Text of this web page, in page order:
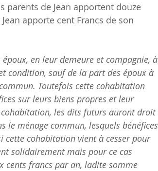
parents de Jean apportent douze
apporte cent Francs de son
en leur demeure et compagnie, à
condition, sauf de la part des époux à
Toutefois cette cohabitation
sur leurs biens propres et leur
les dits futurs auront droit
le ménage commun, lesquels bénéfices
cette cohabitation vient à cesser pour
solidairement mais pour ce cas
cents francs par an, ladite somme